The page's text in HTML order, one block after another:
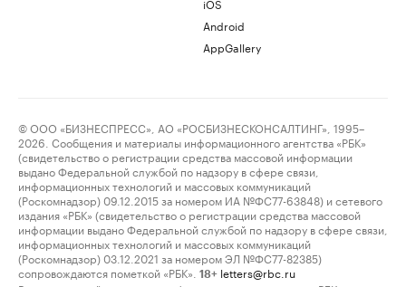
Android
AppGallery
© ООО «БИЗНЕСПРЕСС», АО «РОСБИЗНЕСКОНСАЛТИНГ», 1995–
2026. Сообщения и материалы информационного агентства «РБК»
(свидетельство о регистрации средства массовой информации
выдано Федеральной службой по надзору в сфере связи,
информационных технологий и массовых коммуникаций
(Роскомнадзор) 09.12.2015 за номером ИА №ФС77-63848) и сетевого
издания «РБК» (свидетельство о регистрации средства массовой
информации выдано Федеральной службой по надзору в сфере связи,
информационных технологий и массовых коммуникаций
(Роскомнадзор) 03.12.2021 за номером ЭЛ №ФС77-82385)
сопровождаются пометкой «РБК».
18+ letters@rbc.ru